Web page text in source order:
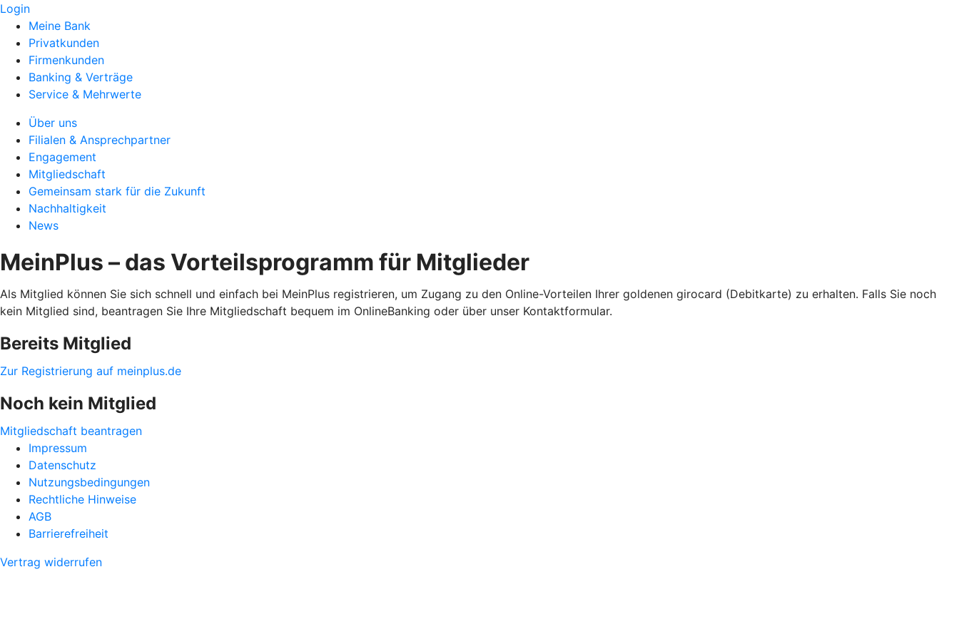
Login
Meine Bank
Privatkunden
Firmenkunden
Banking & Verträge
Service & Mehrwerte
Über uns
Filialen & Ansprechpartner
Engagement
Mitgliedschaft
Gemeinsam stark für die Zukunft
Nachhaltigkeit
News
MeinPlus – das Vorteilsprogramm für Mitglieder
Als Mitglied können Sie sich schnell und einfach bei MeinPlus registrieren, um Zugang zu den Online-Vorteilen Ihrer goldenen girocard (Debitkarte) zu erhalten. Falls Sie noch
kein Mitglied sind, beantragen Sie Ihre Mitgliedschaft bequem im OnlineBanking oder über unser Kontaktformular.
Bereits Mitglied
Zur Registrierung auf meinplus.de
Noch kein Mitglied
Mitgliedschaft beantragen
Impressum
Datenschutz
Nutzungsbedingungen
Rechtliche Hinweise
AGB
Barrierefreiheit
Vertrag widerrufen